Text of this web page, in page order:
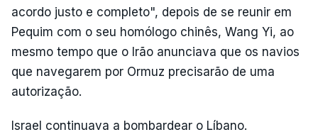
acordo justo e completo", depois de se reunir em
Pequim com o seu homólogo chinês, Wang Yi, ao
mesmo tempo que o Irão anunciava que os navios
que navegarem por Ormuz precisarão de uma
autorização.
Israel continuava a bombardear o Líbano.